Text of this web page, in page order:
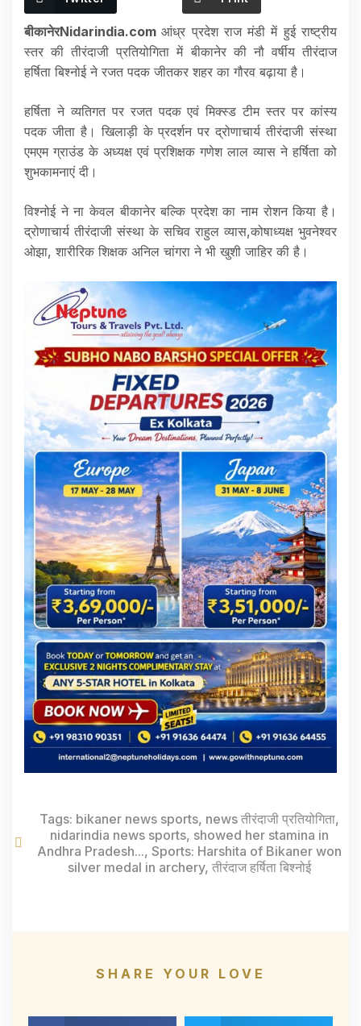
बीकानेरNidarindia.comआंध्र प्रदेश राज मंडी में हुई राष्ट्रीय
स्तर की तीरंदाजी प्रतियोगिता में बीकानेर की नौ वर्षीय तीरंदाज
हर्षिता बिश्नोई ने रजत पदक जीतकर शहर का गौरव बढ़ाया है।
हर्षिता ने व्यतिगत पर रजत पदक एवं मिक्स्ड टीम स्तर पर कांस्य
पदक जीता है। खिलाड़ी के प्रदर्शन पर द्रोणाचार्य तीरंदाजी संस्था
एमएम ग्राउंड के अध्यक्ष एवं प्रशिक्षक गणेश लाल व्यास ने हर्षिता को
शुभकामनाएं दी।
विश्नोई ने ना केवल बीकानेर बल्कि प्रदेश का नाम रोशन किया है।
द्रोणाचार्य तीरंदाजी संस्था के सचिव राहुल व्यास,कोषाध्यक्ष भुवनेश्वर
ओझा, शारीरिक शिक्षक अनिल चांगरा ने भी खुशी जाहिर की है।
Tags: bikaner news sports, news तीरंदाजी प्रतियोगिता,
nidarindia news sports, showed her stamina in
Andhra Pradesh..., Sports: Harshita of Bikaner won
silver medal in archery, तीरंदाज हर्षिता बिश्नोई
SHARE YOUR LOVE